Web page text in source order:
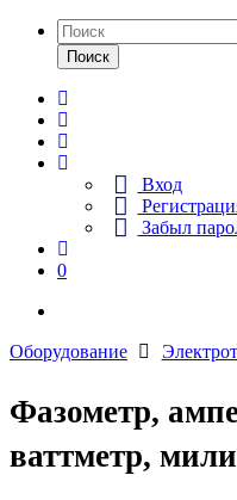
Поиск
Вход
Забыл
0
Оборудование
Фазометр,
ваттметр,